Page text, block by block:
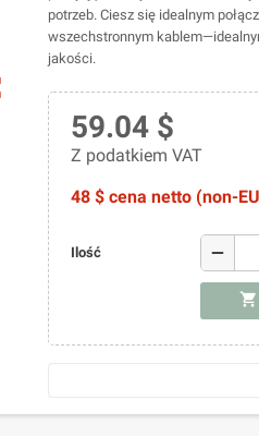
potrzeb. Ciesz się idealnym
wszechstronnym
jakości.
59.04 $
Z podatkiem VAT
48 $ cena netto (non-
Ilość remove
shopping_cart